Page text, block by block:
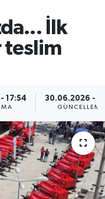
İlk
teslim
17:54 30.06.2026 -
GÜNCELLEME